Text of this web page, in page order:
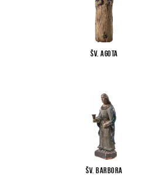
Šv. Agota
Šv. Barbora